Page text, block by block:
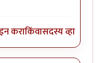
कराकिंवासदस्य व्हा